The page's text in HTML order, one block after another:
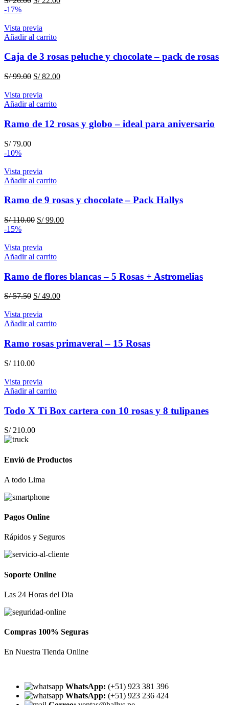
era:
S/ 26.00.
-17%
Vista previa
Añadir al carrito
Caja de 3 rosas peluche y chocolate – pack de rosas
S/99.00 El
original
era:
S/82.00El
Vista previa
Añadir al carrito
Ramo de 12 rosas y globo – ideal para aniversario
S/79.00
-10%
Vista previa
Añadir al carrito
Ramo de 9 rosas y chocolate – Pack Hallys
S/110.00 El
era:
S/ 110.00.
S/99.00El
-15%
Vista previa
Añadir al carrito
Ramo de flores blancas – 5 Rosas + Astromelias
S/57.50 El
original
era:
S/49.00El
Vista previa
Añadir al carrito
Ramo rosas primaveral – 15 Rosas
S/110.00
Vista previa
Añadir al carrito
Todo X Ti Box cartera con 10 rosas y 8 tulipanes
S/210.00
Envió de Productos
A todo Lima
Pagos Online
Rápidos y Seguros
Soporte Online
Las 24 Horas del Dia
Compras 100% Seguras
En Nuestra Tienda Online
WhatsApp: (+51) 923 381 396
WhatsApp: (+51) 923 236 424